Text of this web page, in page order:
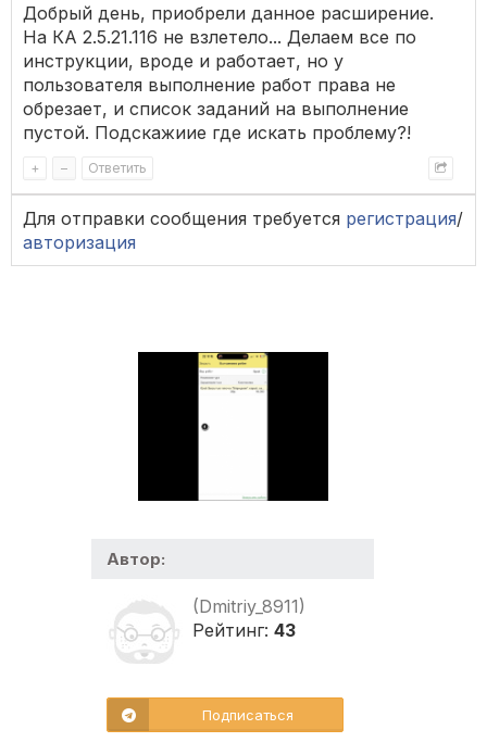
Добрый день, приобрели данное расширение.
На КА 2.5.21.116 не взлетело... Делаем все по
инструкции, вроде и работает, но у
пользователя выполнение работ права не
обрезает, и список заданий на выполнение
пустой. Подскажиие где искать проблему?!
+ – Ответить
Для отправки сообщения требуется регистрация/
авторизация
Автор:
(Dmitriy_8911)
Рейтинг: 43
Подписаться